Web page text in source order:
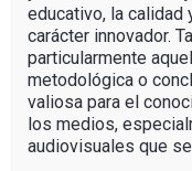
educativo, la calidad
carácter innovador.
particularmente
metodológica o
valiosa para el
los medios,
audiovisuales que